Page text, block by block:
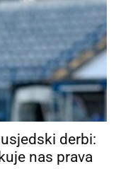
derbi:
nas prava